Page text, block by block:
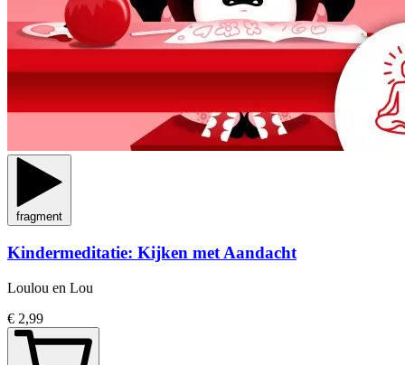
fragment
Kindermeditatie: Kijken met Aandacht
Loulou en Lou
€ 2,99